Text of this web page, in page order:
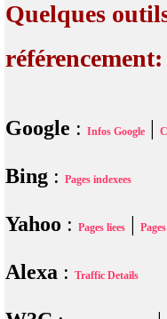
Quelques
référencement:
Google : Infos Google |
Bing : Pages indexees
Yahoo : Pages liees |
Alexa : Traffic Details